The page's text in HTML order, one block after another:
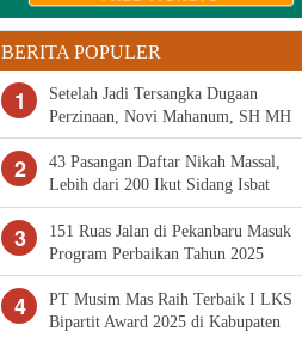
BERITA POPULER
1
Setelah Jadi Tersangka Dugaan
Perzinaan, Novi Mahanum, SH MH
Penasihat Hukum M Minta Polda
Riau Segera Tahan Arifman
Syahputra
2
43 Pasangan Daftar Nikah Massal,
Lebih dari 200 Ikut Sidang Isbat
Gratis di Pekanbaru
3
151 Ruas Jalan di Pekanbaru Masuk
Program Perbaikan Tahun 2025
4
PT Musim Mas Raih Terbaik I LKS
Bipartit Award 2025 di Kabupaten